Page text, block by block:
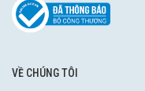
VỀ CHÚNG TÔI